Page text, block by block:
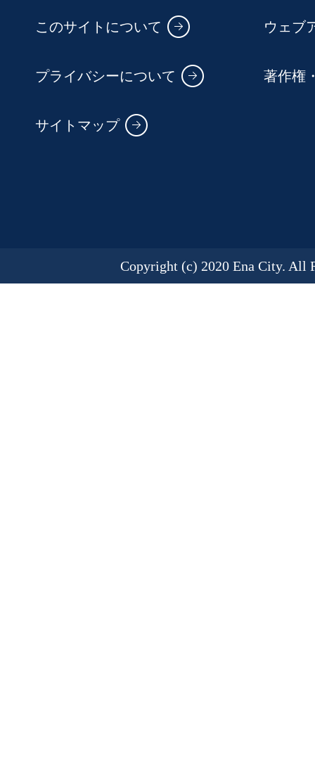
このサイトについて ウェブ
プライバシーについて 著作権
サイトマップ
Copyright (c) 2020 Ena City. All